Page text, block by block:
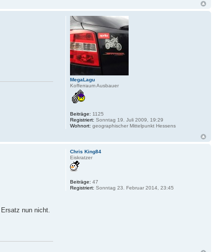
MegaLagu
Kofferraum Ausbauer
Beiträge: 1125
Registriert: Sonntag 19. Juli 2009, 19:29
Wohnort: geographischer Mittelpunkt Hessens
nun nicht.
Chris King84
Eiskratzer
Beiträge: 47
Registriert: Sonntag 23. Februar 2014, 23:45